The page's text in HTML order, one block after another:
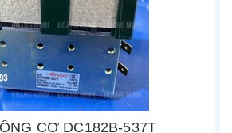
CƠ DC182B-537T